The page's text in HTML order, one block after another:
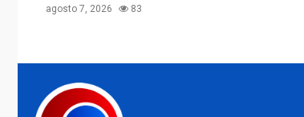
agosto 7, 2026 83